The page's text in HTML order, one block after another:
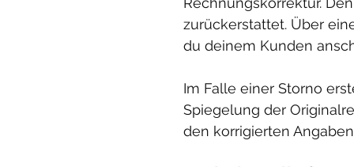
zurückerstattet. Über
du deinem Kunden
Im Falle einer Storno
Spiegelung der
den korrigierten